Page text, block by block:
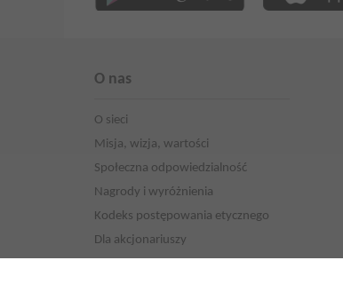
O nas
O sieci
Misja, wizja, wartości
Społeczna odpowiedzialność
Nagrody i wyróżnienia
Kodeks postępowania etycznego
Dla akcjonariuszy